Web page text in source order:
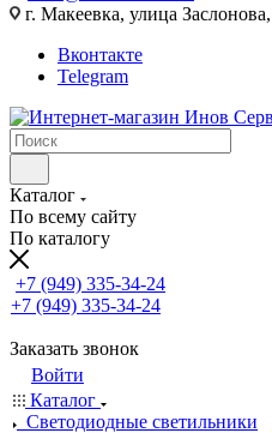
г. Макеевка, улица
Вконтакте
Telegram
Каталог
По всему сайту
По каталогу
+7 (949) 335-34-24
+7 (949) 335-34-24
Заказать звонок
Войти
Каталог
Светодиодные светильники